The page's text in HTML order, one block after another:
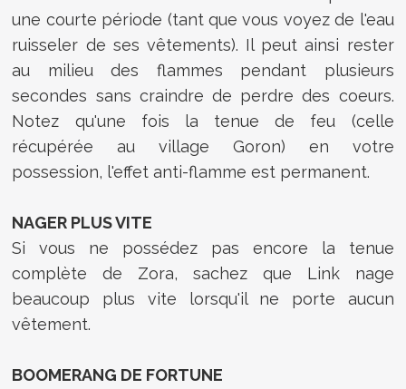
une courte période (tant que vous voyez de l'eau
ruisseler de ses vêtements). Il peut ainsi rester
au milieu des flammes pendant plusieurs
secondes sans craindre de perdre des coeurs.
Notez qu'une fois la tenue de feu (celle
récupérée au village Goron) en votre
possession, l'effet anti-flamme est permanent.
NAGER PLUS VITE
Si vous ne possédez pas encore la tenue
complète de Zora, sachez que Link nage
beaucoup plus vite lorsqu'il ne porte aucun
vêtement.
BOOMERANG DE FORTUNE